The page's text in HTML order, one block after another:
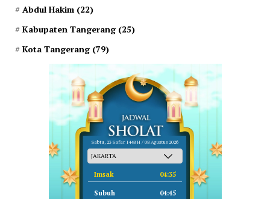
Abdul Hakim (22)
Kabupaten Tangerang (25)
Kota Tangerang (79)
Sabtu, 23 Safar 1448 H / 08 Agustus 2026
Imsak 04:35
Subuh 04:45